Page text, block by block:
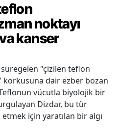
noktayı
kanser
süregelen "çizilen teflon
dair ezber bozan
vücutla biyolojik bir
Dizdar, bu tür
için yaratılan bir algı